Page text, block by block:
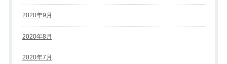
2020年9月
2020年8月
2020年7月